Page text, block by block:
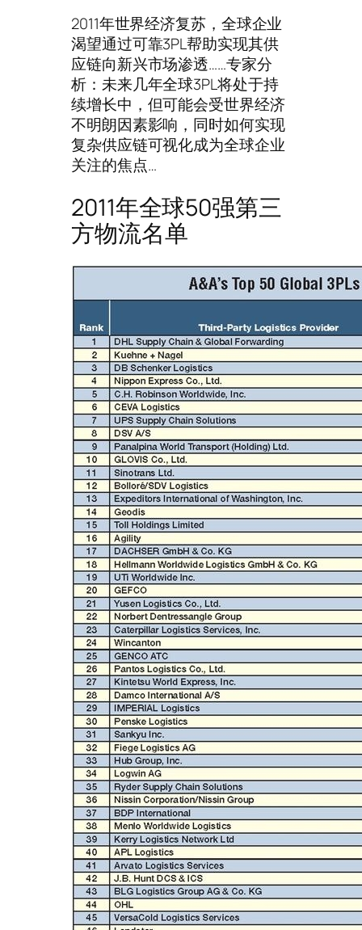
2011年世界经济复苏，全球企业
渴望通过可靠3PL帮助实现其供
应链向新兴市场渗透……专家分
析：未来几年全球3PL将处于持
续增长中，但可能会受世界经济
不明朗因素影响，同时如何实现
复杂供应链可视化成为全球企业
关注的焦点…
2011年全球50强第三
方物流名单